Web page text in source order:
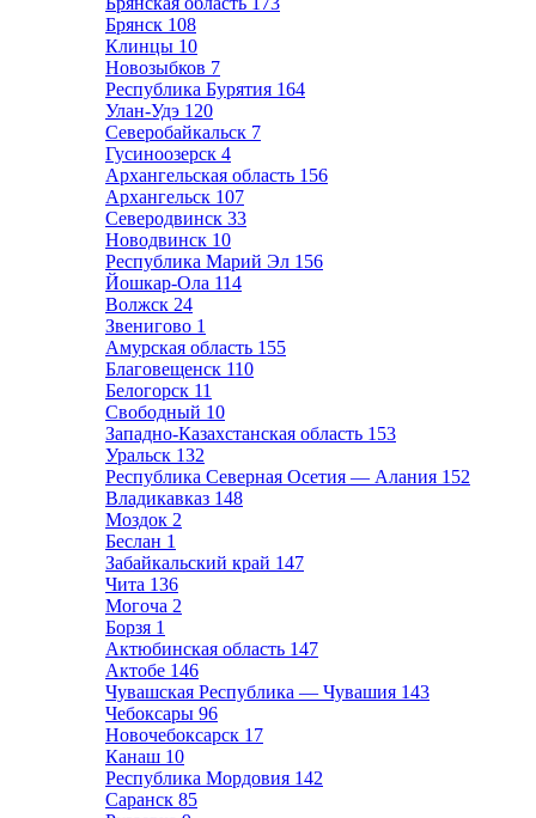
Брянск 108
Клинцы 10
Новозыбков 7
Республика Бурятия 164
Улан-Удэ 120
Северобайкальск 7
Гусиноозерск 4
Архангельская область 156
Архангельск 107
Северодвинск 33
Новодвинск 10
Республика Марий Эл 156
Йошкар-Ола 114
Волжск 24
Звенигово 1
Амурская область 155
Благовещенск 110
Белогорск 11
Свободный 10
Западно-Казахстанская область 153
Уральск 132
Республика Северная Осетия — Алания 152
Владикавказ 148
Моздок 2
Беслан 1
Забайкальский край 147
Чита 136
Могоча 2
Борзя 1
Актюбинская область 147
Актобе 146
Чувашская Республика — Чувашия 143
Чебоксары 96
Новочебоксарск 17
Канаш 10
Республика Мордовия 142
Саранск 85